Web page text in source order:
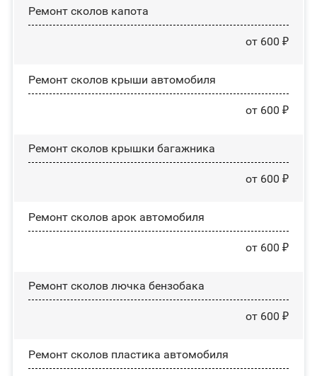
Ремонт сколов капота
от 600 ₽
Ремонт сколов крыши автомобиля
от 600 ₽
Ремонт сколов крышки багажника
от 600 ₽
Ремонт сколов арок автомобиля
от 600 ₽
Ремонт сколов лючка бензобака
от 600 ₽
Ремонт сколов пластика автомобиля